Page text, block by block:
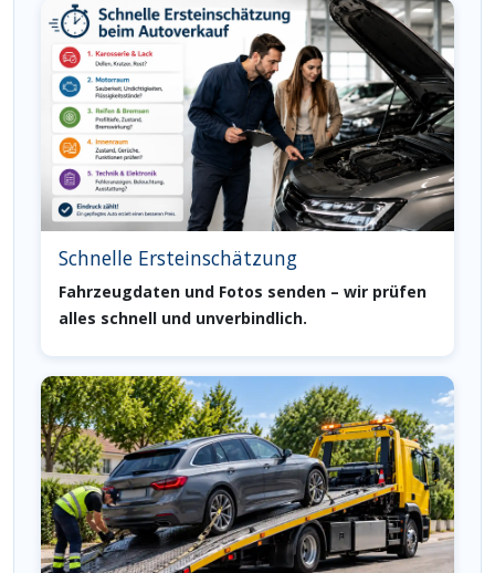
Schnelle Ersteinschätzung
Fahrzeugdaten und Fotos senden – wir prüfen
alles schnell und unverbindlich.